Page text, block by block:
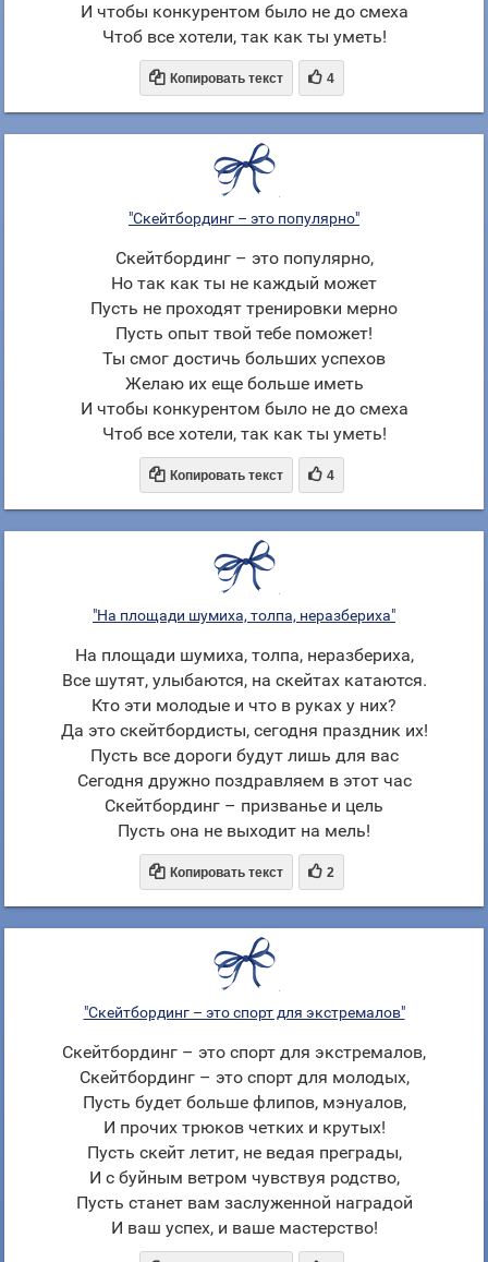
И чтобы конкурентом было не до смеха
Чтоб все хотели, так как ты уметь!
 Копировать текст  4
"Скейтбординг – это популярно"
Скейтбординг – это популярно,
Но так как ты не каждый может
Пусть не проходят тренировки мерно
Пусть опыт твой тебе поможет!
Ты смог достичь больших успехов
Желаю их еще больше иметь
И чтобы конкурентом было не до смеха
Чтоб все хотели, так как ты уметь!
 Копировать текст  4
"На площади шумиха, толпа, неразбериха"
На площади шумиха, толпа, неразбериха,
Все шутят, улыбаются, на скейтах катаются.
Кто эти молодые и что в руках у них?
Да это скейтбордисты, сегодня праздник их!
Пусть все дороги будут лишь для вас
Сегодня дружно поздравляем в этот час
Скейтбординг – призванье и цель
Пусть она не выходит на мель!
 Копировать текст  2
"Скейтбординг – это спорт для экстремалов"
Скейтбординг – это спорт для экстремалов,
Скейтбординг – это спорт для молодых,
Пусть будет больше флипов, мэнуалов,
И прочих трюков четких и крутых!
Пусть скейт летит, не ведая преграды,
И с буйным ветром чувствуя родство,
Пусть станет вам заслуженной наградой
И ваш успех, и ваше мастерство!